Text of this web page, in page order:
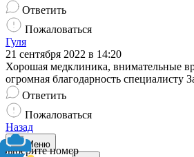
Ответить
Пожаловаться
Гуля
21 сентября 2022 в 14:20
Хорошая медклиника, внимательные
огромная благодарность специалисту
Ответить
Пожаловаться
Назад
Выберите номер
Меню